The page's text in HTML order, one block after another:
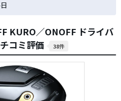
KURO／ONOFF ドライバ
コミ評価
38件